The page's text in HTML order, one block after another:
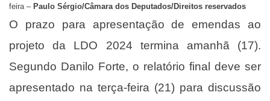
feira – Paulo Sérgio/Câmara dos Deputados/Direitos reservados
O prazo para apresentação de emendas ao
projeto da LDO 2024 termina amanhã (17).
Segundo Danilo Forte, o relatório final deve ser
apresentado na terça-feira (21) para discussão